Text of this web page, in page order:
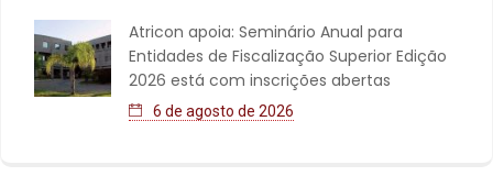
Atricon apoia: Seminário Anual para
Entidades de Fiscalização Superior Edição
2026 está com inscrições abertas
6 de agosto de 2026